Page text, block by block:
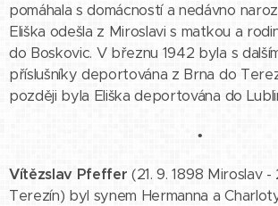
pomáhala s domácností a nedávno
Eliška odešla z Miroslavi s matkou a
do Boskovic. V březnu 1942 byla s
příslušníky deportována z Brna do
později byla Eliška deportována do
•
Vítězslav Pfeffer (21. 9. 1898 Miroslav -
Terezín) byl synem Hermanna a